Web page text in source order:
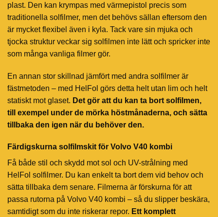
plast. Den kan krympas med värmepistol precis som
traditionella solfilmer, men det behövs sällan eftersom den
är mycket flexibel även i kyla. Tack vare sin mjuka och
tjocka struktur veckar sig solfilmen inte lätt och spricker inte
som många vanliga filmer gör.
En annan stor skillnad jämfört med andra solfilmer är
fästmetoden – med HelFol görs detta helt utan lim och helt
statiskt mot glaset. Det gör att du kan ta bort solfilmen,
till exempel under de mörka höstmånaderna, och sätta
tillbaka den igen när du behöver den.
Färdigskurna solfilmskit för Volvo V40 kombi
Få både stil och skydd mot sol och UV-strålning med
HelFol solfilmer. Du kan enkelt ta bort dem vid behov och
sätta tillbaka dem senare. Filmerna är förskurna för att
passa rutorna på Volvo V40 kombi – så du slipper beskära,
samtidigt som du inte riskerar repor. Ett komplett